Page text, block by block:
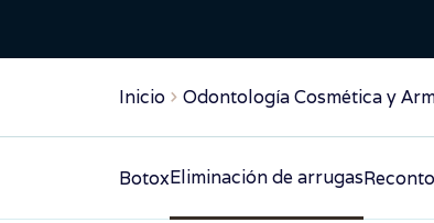
Inicio Odontología Cosmética y
BotoxEliminación de arrugas